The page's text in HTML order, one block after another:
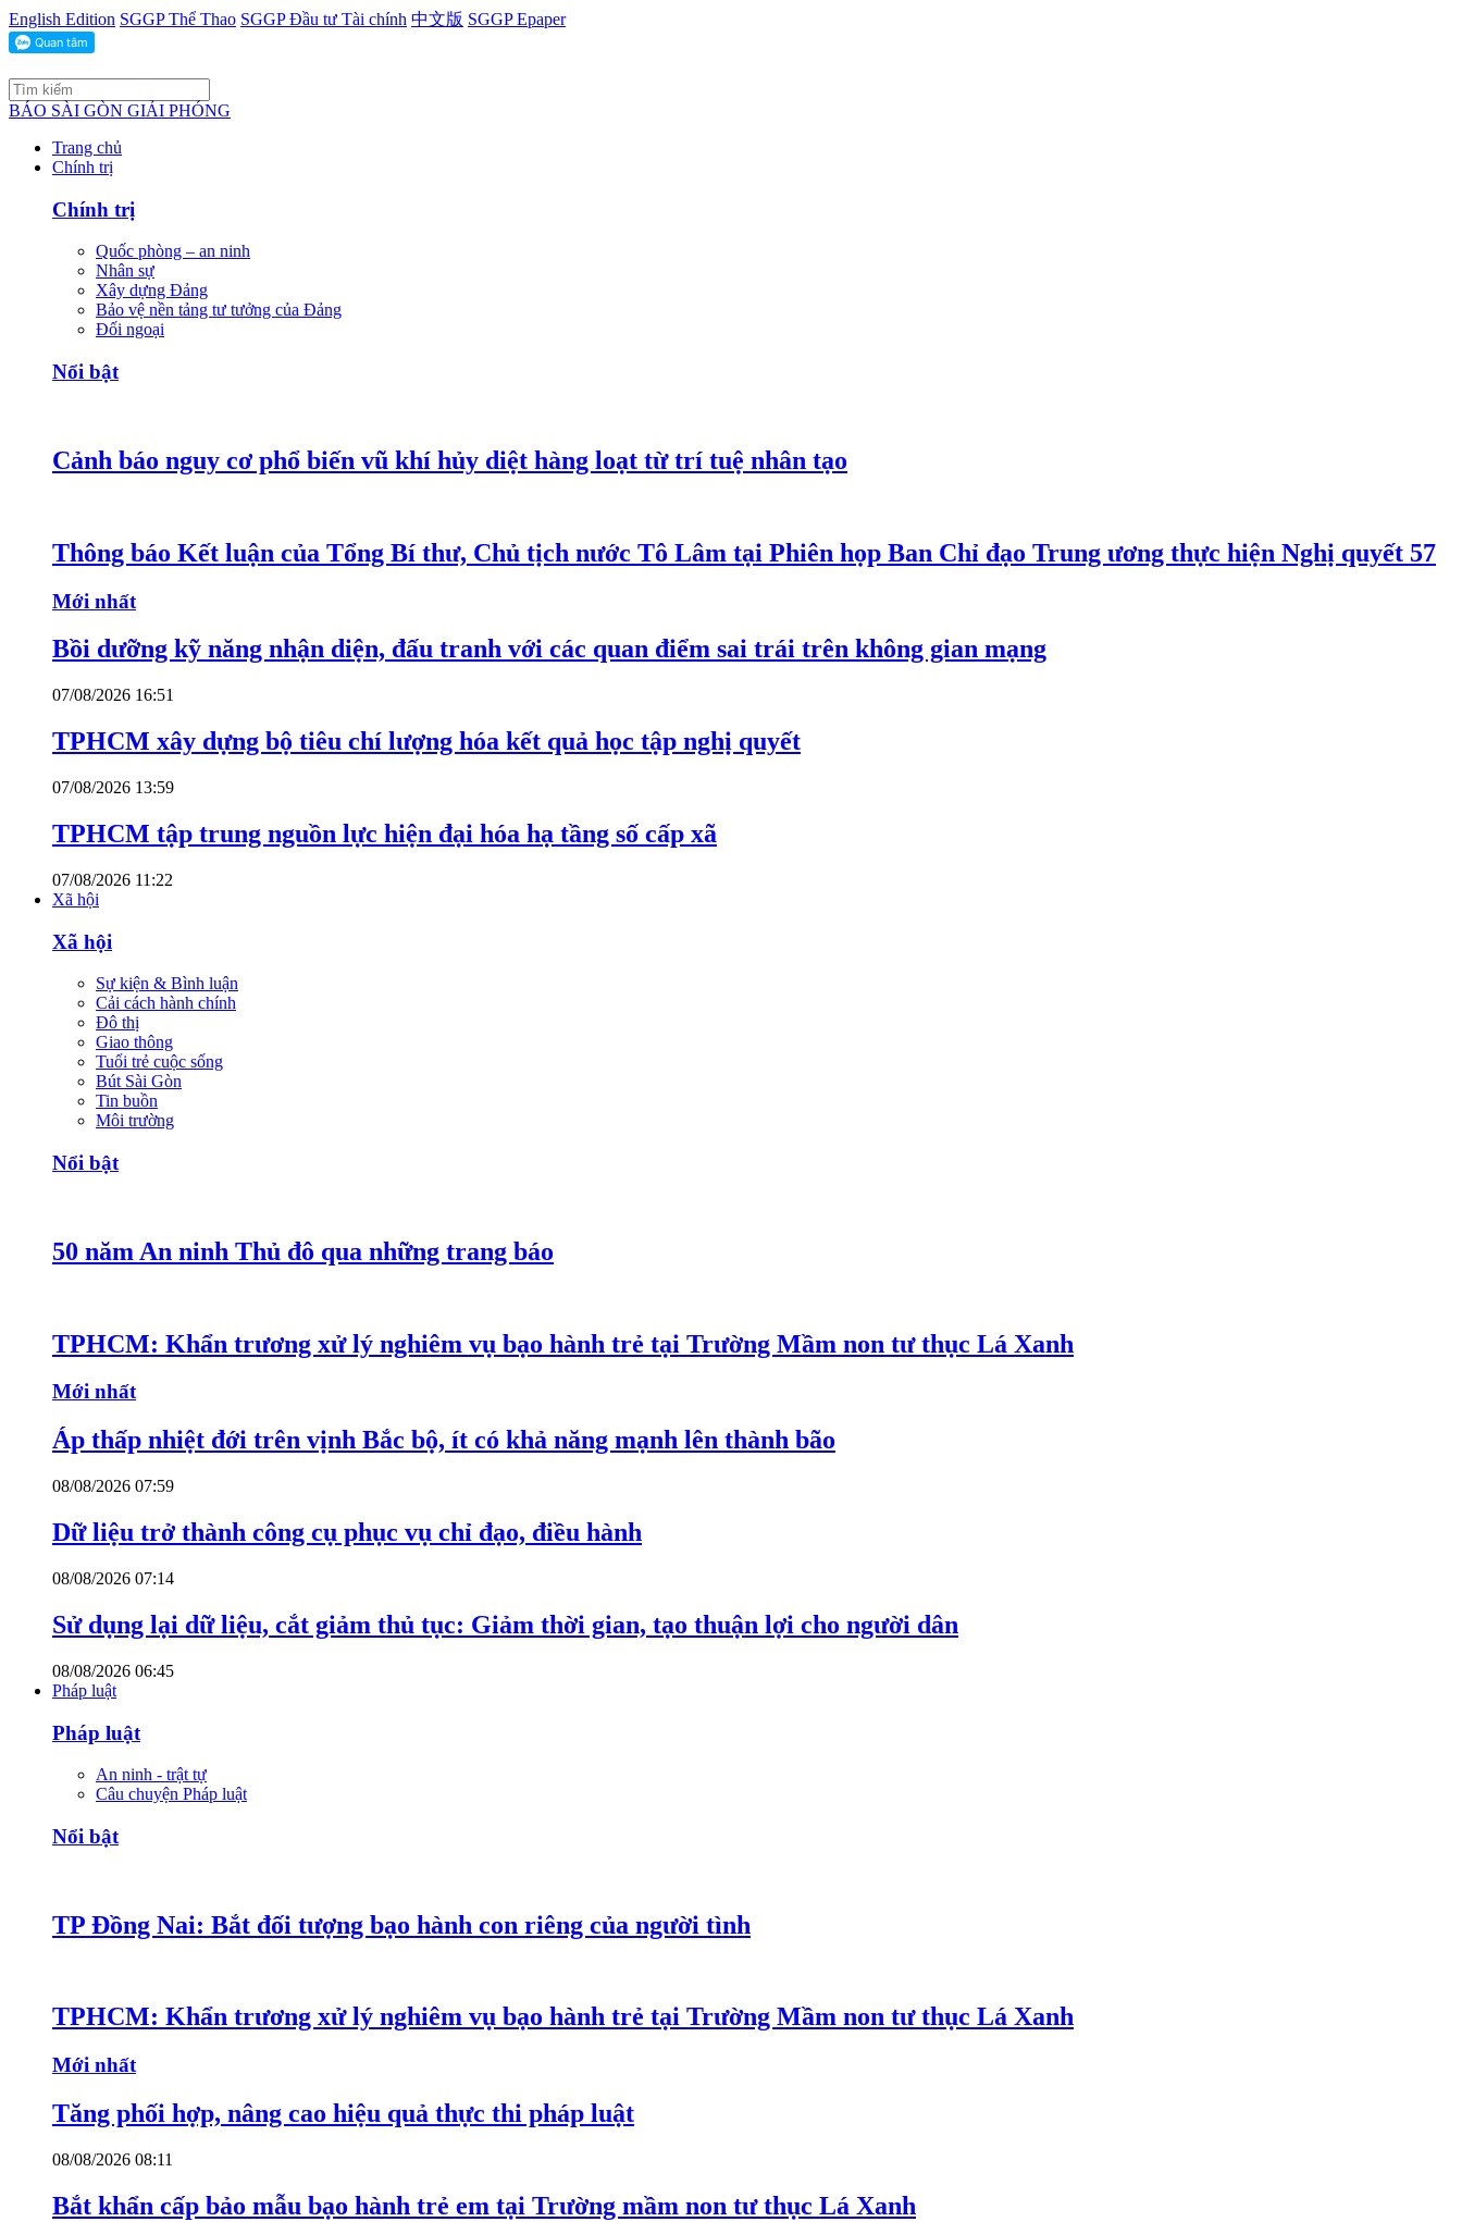
English Edition SGGP Thể Thao SGGP Đầu tư Tài chính 中文版 SGGP Epaper
BÁO SÀI GÒN GIẢI PHÓNG
Trang chủ
Chính trị
Chính trị
Quốc phòng – an ninh
Nhân sự
Xây dựng Đảng
Bảo vệ nền tảng tư tưởng của Đảng
Đối ngoại
Nổi bật
Cảnh báo nguy cơ phổ biến vũ khí hủy diệt hàng loạt từ trí tuệ nhân tạo
Thông báo Kết luận của Tổng Bí thư, Chủ tịch nước Tô Lâm tại Phiên họp Ban Chỉ đạo Trung ương thực hiện Nghị quyết 57
Mới nhất
Bồi dưỡng kỹ năng nhận diện, đấu tranh với các quan điểm sai trái trên không gian mạng
07/08/2026 16:51
TPHCM xây dựng bộ tiêu chí lượng hóa kết quả học tập nghị quyết
07/08/2026 13:59
TPHCM tập trung nguồn lực hiện đại hóa hạ tầng số cấp xã
07/08/2026 11:22
Xã hội
Xã hội
Sự kiện & Bình luận
Cải cách hành chính
Đô thị
Giao thông
Tuổi trẻ cuộc sống
Bút Sài Gòn
Tin buồn
Môi trường
Nổi bật
50 năm An ninh Thủ đô qua những trang báo
TPHCM: Khẩn trương xử lý nghiêm vụ bạo hành trẻ tại Trường Mầm non tư thục Lá Xanh
Mới nhất
Áp thấp nhiệt đới trên vịnh Bắc bộ, ít có khả năng mạnh lên thành bão
08/08/2026 07:59
Dữ liệu trở thành công cụ phục vụ chỉ đạo, điều hành
08/08/2026 07:14
Sử dụng lại dữ liệu, cắt giảm thủ tục: Giảm thời gian, tạo thuận lợi cho người dân
08/08/2026 06:45
Pháp luật
Pháp luật
An ninh - trật tự
Câu chuyện Pháp luật
Nổi bật
TP Đồng Nai: Bắt đối tượng bạo hành con riêng của người tình
TPHCM: Khẩn trương xử lý nghiêm vụ bạo hành trẻ tại Trường Mầm non tư thục Lá Xanh
Mới nhất
Tăng phối hợp, nâng cao hiệu quả thực thi pháp luật
08/08/2026 08:11
Bắt khẩn cấp bảo mẫu bạo hành trẻ em tại Trường mầm non tư thục Lá Xanh